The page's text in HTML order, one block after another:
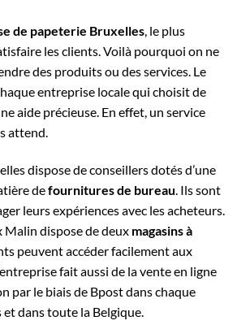
de papeterie Bruxelles , le plus
les clients. Voilà pourquoi on ne
des produits ou des services. Le
entreprise locale qui choisit de
aide précieuse. En effet, un service
attend.
dispose de conseillers dotés d’une
defournitures de bureau . Ils sont
leurs expériences avec les acheteurs.
Malin dispose de deux magasins à
peuvent accéder facilement aux
fait aussi de la vente en ligne
par le biais de Bpost dans chaque
dans toute la Belgique.